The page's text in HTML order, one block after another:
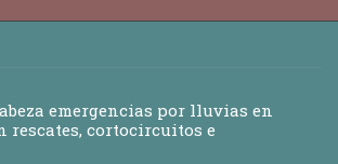
emergencias por lluvias en
rescates, cortocircuitos e